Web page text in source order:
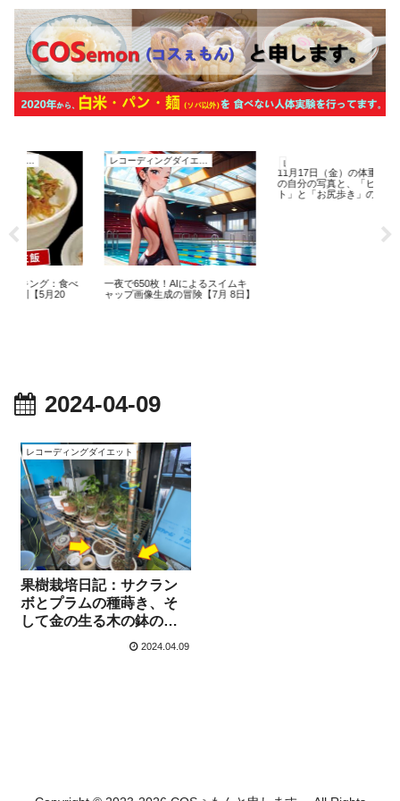
レコーディングダイエット
一夜で650枚！AIによるスイムキ
ャップ画像生成の冒険【7月 8日】
レコーディングダイエット
11月17日（金）の体重測定。47歳
の自分の写真と、「ヒップリフ
ト」と「お尻歩き」のトレーニン
グ。
2024-04-09
レコーディングダイエット
果樹栽培日記：サクラン
ボとプラムの種蒔き、そ
して金の生る木の鉢の再
2024.04.09